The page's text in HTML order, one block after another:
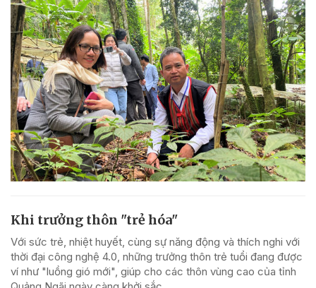
Khi trưởng thôn "trẻ hóa"
Với sức trẻ, nhiệt huyết, cùng sự năng động và thích nghi với
thời đại công nghệ 4.0, những trưởng thôn trẻ tuổi đang được
ví như "luồng gió mới", giúp cho các thôn vùng cao của tỉnh